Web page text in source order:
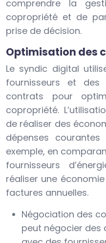
comprendre la
copropriété et de
prise de décision.
Optimisation des
Le syndic digital
fournisseurs et
contrats pour
copropriété.
de réaliser des
dépenses
exemple, en
fournisseurs
réaliser une
factures annuelles.
Négociation des
peut négocier des